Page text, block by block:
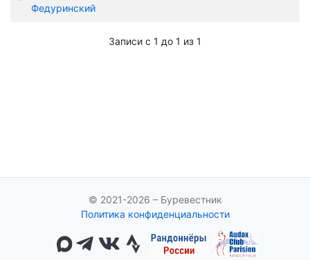
Федуринский
Записи с 1 до 1 из 1
© 2021-2026 – Буревестник
Политика конфиденциальности